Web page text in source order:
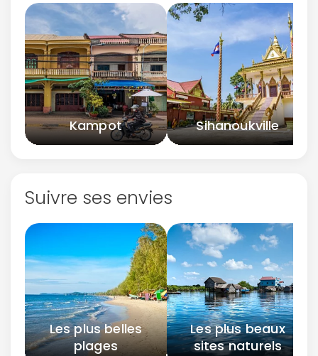
Kampot Sihanoukville
Suivre ses envies
Les plus belles
plages
Les plus beaux
sites naturels